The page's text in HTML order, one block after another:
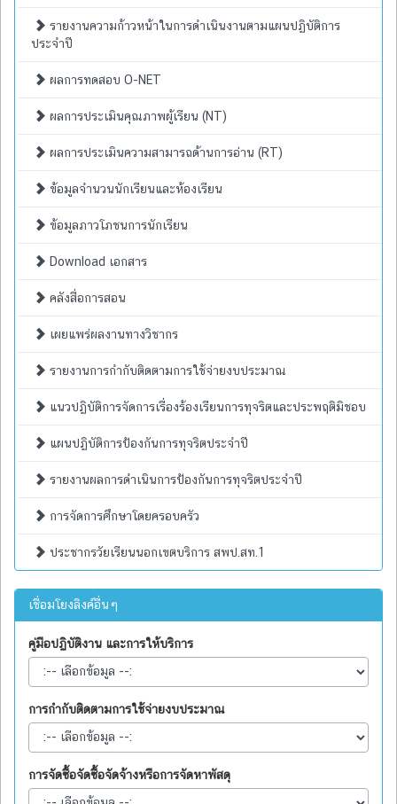
รายงานความก้าวหน้าในการดำเนินงานตามแผนปฏิบัติการ
ประจำปี
ผลการทดสอบ O-NET
ผลการประเมินคุณภาพผู้เรียน (NT)
ผลการประเมินความสามารถด้านการอ่าน (RT)
ข้อมูลจำนวนนักเรียนและห้องเรียน
ข้อมูลภาวโภชนการนักเรียน
Download เอกสาร
คลังสื่อการสอน
เผยแพร่ผลงานทางวิชากร
รายงานการกำกับติดตามการใช้จ่ายงบประมาณ
แนวปฏิบัติการจัดการเรื่องร้องเรียนการทุจริตและประพฤติมิชอบ
แผนปฏิบัติการป้องกันการทุจริตประจำปี
รายงานผลการดำเนินการป้องกันการทุจริตประจำปี
การจัดการศึกษาโดยครอบครัว
ประชากรวัยเรียนนอกเขตบริการ สพป.สท.1
เชื่อมโยงลิงค์อื่นๆ
คู่มือปฏิบัติงาน และการให้บริการ
การกำกับติดตามการใช้จ่ายงบประมาณ
การจัดซื้อจัดซื้อจัดจ้างหรือการจัดหาพัสดุ